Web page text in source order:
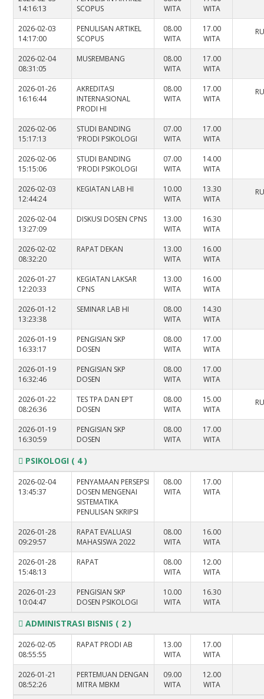
14:16:13
SCOPUS
WITA
WITA
2026-02-03
14:17:00
PENULISAN ARTIKEL
SCOPUS
08.00
WITA
17.00
WITA
2026-02-04
08:31:05
MUSREMBANG
08.00
WITA
17.00
WITA
2026-01-26
16:16:44
AKREDITASI
INTERNASIONAL
PRODI HI
08.00
WITA
17.00
WITA
2026-02-06
15:17:13
STUDI BANDING
'PRODI PSIKOLOGI
07.00
WITA
17.00
WITA
2026-02-06
15:15:06
STUDI BANDING
'PRODI PSIKOLOGI
07.00
WITA
14.00
WITA
2026-02-03
12:44:24
KEGIATAN LAB HI
10.00
WITA
13.30
WITA
2026-02-04
13:27:09
DISKUSI DOSEN CPNS
13.00
WITA
16.30
WITA
2026-02-02
08:32:20
RAPAT DEKAN
13.00
WITA
16.00
WITA
2026-01-27
12:20:33
KEGIATAN LAKSAR
CPNS
13.00
WITA
16.00
WITA
2026-01-12
13:23:38
SEMINAR LAB HI
08.00
WITA
14.30
WITA
2026-01-19
16:33:17
PENGISIAN SKP
DOSEN
08.00
WITA
17.00
WITA
2026-01-19
16:32:46
PENGISIAN SKP
DOSEN
08.00
WITA
17.00
WITA
2026-01-22
08:26:36
TES TPA DAN EPT
DOSEN
08.00
WITA
15.00
WITA
2026-01-19
16:30:59
PENGISIAN SKP
DOSEN
08.00
WITA
17.00
WITA
PSIKOLOGI ( 4 )
2026-02-04
13:45:37
PENYAMAAN PERSEPSI
DOSEN MENGENAI
SISTEMATIKA
PENULISAN SKRIPSI
08.00
WITA
17.00
WITA
2026-01-28
09:29:57
RAPAT EVALUASI
MAHASISWA 2022
08.00
WITA
16.00
WITA
2026-01-28
15:48:13
RAPAT
08.00
WITA
12.00
WITA
2026-01-23
10:04:47
PENGISIAN SKP
DOSEN PSIKOLOGI
10.00
WITA
16.30
WITA
ADMINISTRASI BISNIS ( 2 )
2026-02-05
08:55:55
RAPAT PRODI AB
13.00
WITA
17.00
WITA
2026-01-21
08:52:26
PERTEMUAN DENGAN
MITRA MBKM
09.00
WITA
12.00
WITA